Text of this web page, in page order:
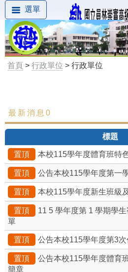
選單
首頁 > 行政單位 > 行政單位
最新消息
最新消息0
標題
置頂 本校115學年度體育班特
置頂 公告本校115學年度第一
置頂 本校115學年度新生班級
置頂
11 5 學年度第 1 學期學
單
置頂 公告本校115學年度第3
置頂
公告本校115學年度體育
簡章